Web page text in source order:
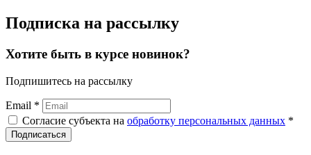
Подписка на рассылку
Хотите быть в курсе новинок?
Подпишитесь на рассылку
Email *
Согласие субъекта на обработку персональных данных *
Подписаться